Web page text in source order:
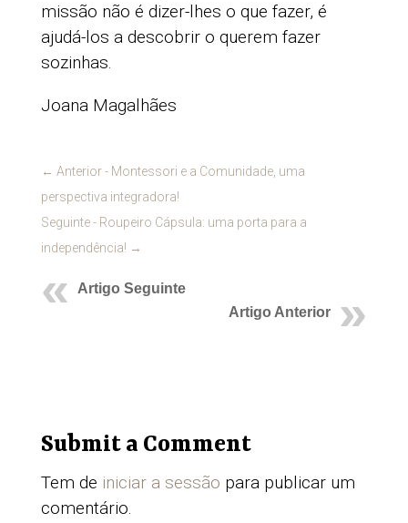
missão não é dizer-lhes o que fazer, é
ajudá-los a descobrir o querem fazer
sozinhas.
Joana Magalhães
← Anterior - Montessori e a Comunidade, uma
perspectiva integradora!
Seguinte - Roupeiro Cápsula: uma porta para a
independência! →
Artigo Seguinte
Artigo Anterior
Submit a Comment
Tem de iniciar a sessão para publicar um
comentário.